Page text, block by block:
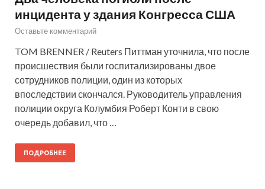
инцидента у здания Конгресса США
Оставьте комментарий
TOM BRENNER / Reuters Питтман уточнила, что после
происшествия были госпитализированы двое
сотрудников полиции, один из которых
впоследствии скончался. Руководитель управления
полиции округа Колумбия Роберт Конти в свою
очередь добавил, что …
ПОДРОБНЕЕ